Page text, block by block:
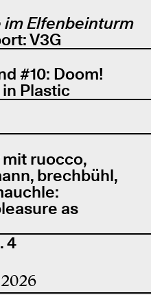
im Elfenbeinturm
V3G
#10: Doom!
in Plastic
ruocco,
brechbühl,
as
4